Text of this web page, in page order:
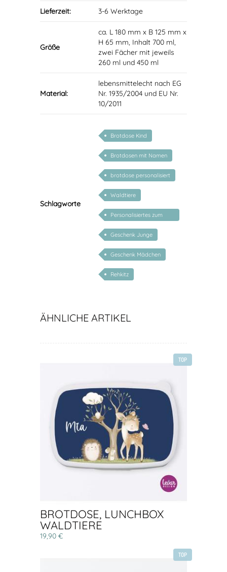
Lieferzeit: 3-6 Werktage
Größe
ca. L 180 mm x B 125 mm x
H 65 mm, Inhalt 700 ml,
zwei Fächer mit jeweils
260 ml und 450 ml
Material:
lebensmittelecht nach EG
Nr. 1935/2004 und EU Nr.
10/2011
Schlagworte
Brotdose Kind
Brotdosen mit Namen
brotdose personalisiert
Waldtiere
Personalisiertes zum
Schulanfang
Geschenk Junge
Geschenk Mädchen
Rehkitz
ÄHNLICHE ARTIKEL
TOP
BROTDOSE, LUNCHBOX
WALDTIERE
19,90 €
TOP